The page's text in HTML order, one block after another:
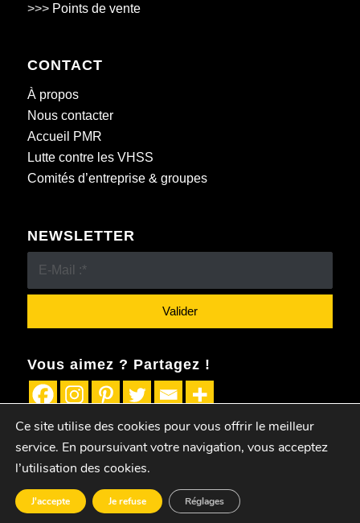
>>> Points de vente
CONTACT
À propos
Nous contacter
Accueil PMR
Lutte contre les VHSS
Comités d’entreprise & groupes
NEWSLETTER
Vous aimez ? Partagez !
© 2019-2024 • Eldorado & Co -
AGENDA BILLETTERIE ELDO’BLOG SALLES
Ce site utilise des cookies pour vous offrir le meilleur
service. En poursuivant votre navigation, vous acceptez
l’utilisation des cookies.
J'accepte Je refuse Réglages